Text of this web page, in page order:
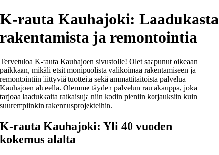
K-rauta Kauhajoki: Laadukasta
rakentamista ja remontointia
Tervetuloa K-rauta Kauhajoen sivustolle! Olet saapunut oikeaan
paikkaan, mikäli etsit monipuolista valikoimaa rakentamiseen ja
remontointiin liittyviä tuotteita sekä ammattitaitoista palvelua
Kauhajoen alueella. Olemme täyden palvelun rautakauppa, joka
tarjoaa laadukkaita ratkaisuja niin kodin pieniin korjauksiin kuin
suurempiinkin rakennusprojekteihin.
K-rauta Kauhajoki: Yli 40 vuoden
kokemus alalta